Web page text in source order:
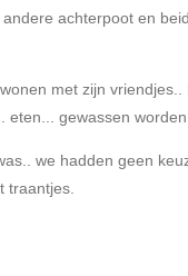
achterpoot en
met zijn
gewassen
we hadden geen
traantjes.